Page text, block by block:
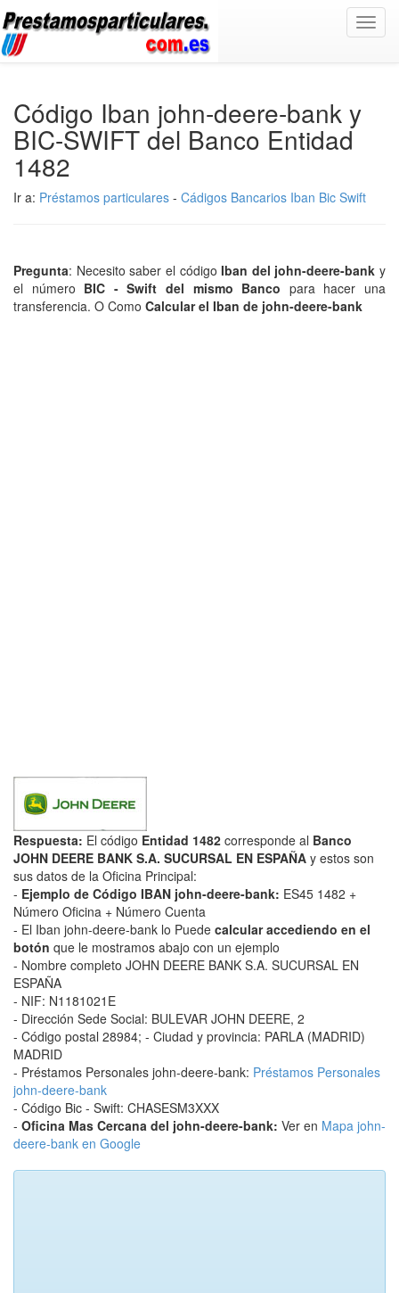
Código Iban john-deere-bank y
BIC-SWIFT del Banco Entidad
1482
Ir a: Préstamos particulares - Cádigos Bancarios Iban Bic Swift
Pregunta: Necesito saber el códigoIban del john-deere-bank y
el número BIC - Swift del mismo Banco para hacer una
transferencia. O Como Calcular el Iban de john-deere-bank
Respuesta: El código Entidad 1482 corresponde al Banco
JOHN DEERE BANK S.A. SUCURSAL EN ESPAÑA y estos son
sus datos de la Oficina Principal:
- Ejemplo de Código IBAN john-deere-bank: ES45 1482 +
Número Oficina + Número Cuenta
- El Iban john-deere-bank lo Puede calcular accediendo en el
botón que le mostramos abajo con un ejemplo
- Nombre completo JOHN DEERE BANK S.A. SUCURSAL EN
ESPAÑA
- NIF: N1181021E
- Dirección Sede Social: BULEVAR JOHN DEERE, 2
- Código postal 28984; - Ciudad y provincia: PARLA (MADRID)
MADRID
- Préstamos Personales john-deere-bank: Préstamos Personales
john-deere-bank
- Código Bic - Swift: CHASESM3XXX
- Oficina Mas Cercana del john-deere-bank: Ver en Mapa john-
deere-bank en Google